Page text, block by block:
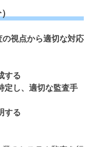
視点から適切な対応
する
定し、適切な監査手
する